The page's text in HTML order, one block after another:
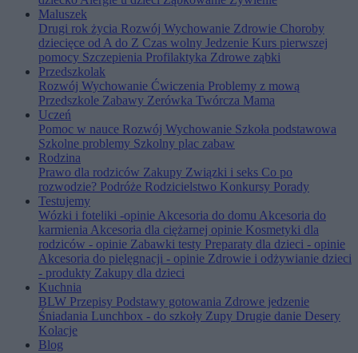
Maluszek
Drugi rok życia Rozwój Wychowanie Zdrowie Choroby
dziecięce od A do Z Czas wolny Jedzenie Kurs pierwszej
pomocy Szczepienia Profilaktyka Zdrowe ząbki
Przedszkolak
Rozwój Wychowanie Ćwiczenia Problemy z mową
Przedszkole Zabawy Zerówka Twórcza Mama
Uczeń
Pomoc w nauce Rozwój Wychowanie Szkoła podstawowa
Szkolne problemy Szkolny plac zabaw
Rodzina
Prawo dla rodziców Zakupy Związki i seks Co po
rozwodzie? Podróże Rodzicielstwo Konkursy Porady
Testujemy
Wózki i foteliki -opinieAkcesoria do domu Akcesoria do
karmieniaAkcesoria dla ciężarnej opinie Kosmetyki dla
rodziców - opinie Zabawki testy Preparaty dla dzieci - opinie
Akcesoria do pielęgnacji - opinie Zdrowie i odżywianie dzieci
- produkty Zakupy dla dzieci
Kuchnia
BLW Przepisy Podstawy gotowania Zdrowe jedzenie
Śniadania Lunchbox - do szkoły Zupy Drugie danie Desery
Kolacje
Blog